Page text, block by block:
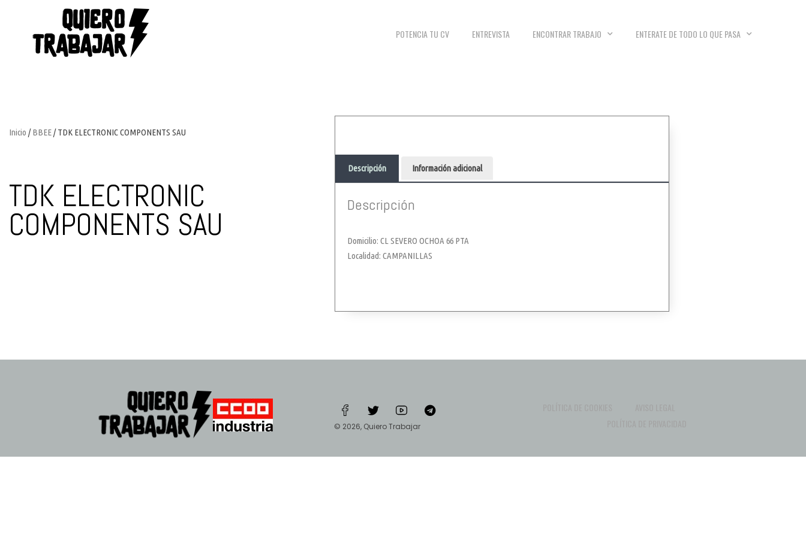
POTENCIA TU CV ENTREVISTA ENCONTRAR TRABAJO ENTERATE DE TODO LO QUE PASA
Inicio /BBEE/ TDK ELECTRONIC COMPONENTS SAU
TDK ELECTRONIC
COMPONENTS SAU
Descripción Información adicional
Descripción
Domicilio: CL SEVERO OCHOA 66 PTA
Localidad: CAMPANILLAS
© 2026, Quiero Trabajar